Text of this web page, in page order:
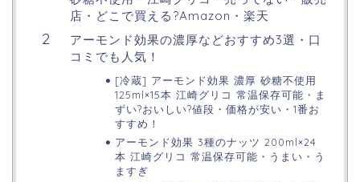
店・どこで買える?Amazon・楽天
アーモンド効果の濃厚などおすすめ3選・口
コミでも人気！
[冷蔵] アーモンド効果 濃厚 砂糖不使用
125ml×15本 江崎グリコ 常温保存可能・ま
ずい?おいしい?値段・価格が安い・1番お
すすめ！
アーモンド効果 3種のナッツ 200ml×24
本 江崎グリコ 常温保存可能・うまい・う
ますぎ